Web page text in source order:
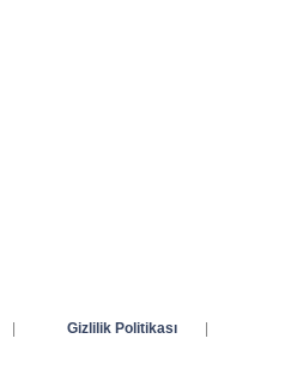
| Gizlilik Politikası
|